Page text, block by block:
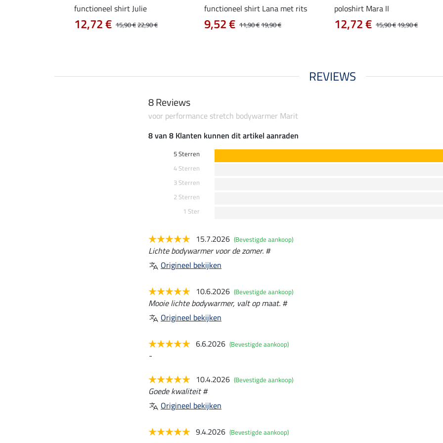
functioneel shirt Julie
15,90 €22,90 €
12,72 €
functioneel shirt Lana met rits
11,90 €19,90 €
9,52 €
poloshirt Mara II
15,90 €19,90 €
12,72 €
REVIEWS
8 Reviews
voor performance stretch bodywarmer Marit
8 van 8 Klanten kunnen dit artikel aanraden
5 Sterren
4 Sterren
3 Sterren
2 Sterren
1 Ster
15.7.2026 (Bevestigde aankoop)
Lichte bodywarmer voor de zomer. #
Origineel bekijken
10.6.2026 (Bevestigde aankoop)
Mooie lichte bodywarmer, valt op maat. #
Origineel bekijken
6.6.2026 (Bevestigde aankoop)
-
10.4.2026 (Bevestigde aankoop)
Goede kwaliteit #
Origineel bekijken
9.4.2026 (Bevestigde aankoop)